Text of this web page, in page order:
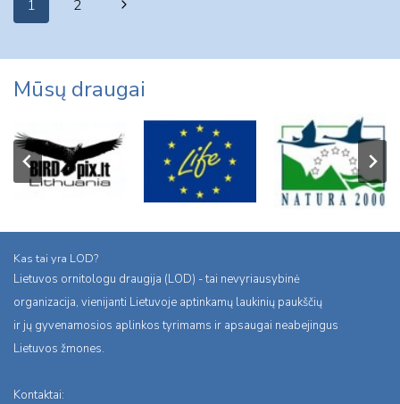
1 2
Next
Mūsų draugai
Kas tai yra LOD?
Lietuvos ornitologu draugija (LOD) - tai nevyriausybinė
organizacija, vienijanti Lietuvoje aptinkamų laukinių paukščių
ir jų gyvenamosios aplinkos tyrimams ir apsaugai neabejingus
Lietuvos žmones.
Kontaktai: